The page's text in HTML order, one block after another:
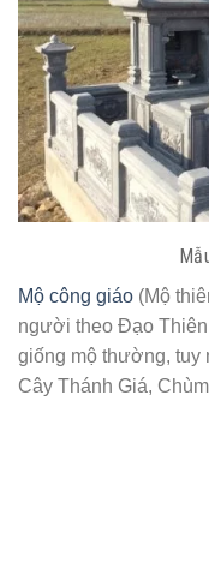
Mộ công giáo (Mộ
người theo Đạo
giống mộ thường, tuy
Cây Thánh Giá,